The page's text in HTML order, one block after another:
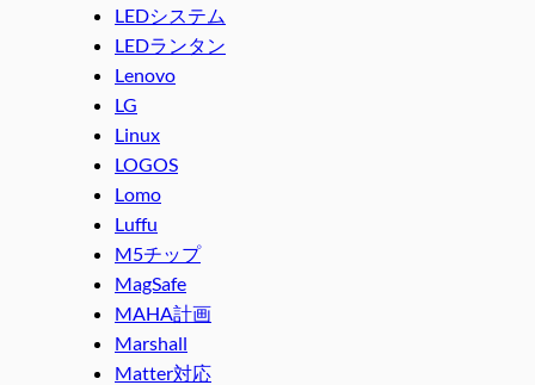
LEDシステム
LEDランタン
Lenovo
LG
Linux
LOGOS
Lomo
Luffu
M5チップ
MagSafe
MAHA計画
Marshall
Matter対応